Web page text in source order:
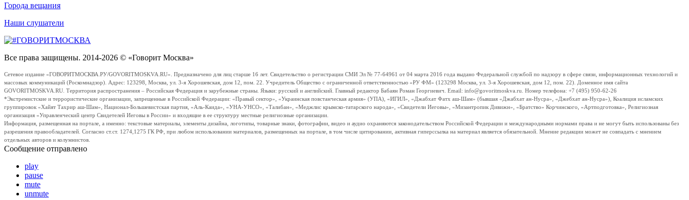
Города вещания
Наши слушатели
Все права защищены. 2014-2026 © «Говорит Москва»
Сетевое издание «ГОВОРИТМОСКВА.РУ/GOVORITMOSKVA.RU». Предназначено для лиц старше 16 лет. Свидетельство о регистрации СМИ Эл № 77-64961 от 04 марта 2016 года выдано Федеральной службой по надзору в сфере связи, информационных технологий и
массовых коммуникаций (Роскомнадзор). Адрес: 123298, Москва, ул. 3-я Хорошевская, дом 12, пом. 22. Учредитель Общество с ограниченной ответственностью «РУ ФМ» (123298 Москва, ул. 3-я Хорошевская, дом 12, пом. 22). Доменное имя сайта
GOVORITMOSKVA.RU. Территория распространения – Российская Федерация и зарубежные страны. Языки: русский и английский. Главный редактор Бабаян Роман Георгиевич. Email: info@govoritmoskva.ru. Номер телефона: +7 (495) 950-62-26
*Экстремистские и террористические организации, запрещенные в Российской Федерации: «Правый сектор», «Украинская повстанческая армия» (УПА), «ИГИЛ», «Джабхат Фатх аш-Шам» (бывшая «Джабхат ан-Нусра», «Джебхат ан-Нусра»), Коалиция исламских
группировок «Хайят Тахрир аш-Шам», Национал-Большевистская партия, «Аль-Каида», «УНА-УНСО», «Талибан», «Меджлис крымско-татарского народа», «Свидетели Иеговы», «Мизантропик Дивижн», «Братство» Корчинского, «Артподготовка», Религиозная
организация «Управленческий центр Свидетелей Иеговы в России» и входящие в ее структуру местные религиозные организации.
Информация, размещенная на портале, а именно: текстовые материалы, элементы дизайна, логотипы, товарные знаки, фотографии, видео и аудио охраняются законодательством Российской Федерации и международными нормами права и не могут быть использованы без
разрешения правообладателей. Согласно ст.ст. 1274,1275 ГК РФ, при любом использовании материалов, размещенных на портале, в том числе цитировании, активная гиперссылка на материал является обязательной. Мнение редакции может не совпадать с мнением
отдельных авторов и колумнистов.
Сообщение отправлено
play
pause
mute
unmute